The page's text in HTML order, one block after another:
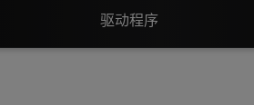
驱动程序